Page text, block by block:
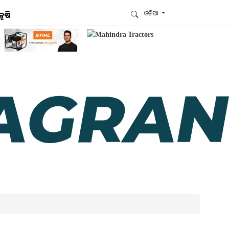
ଓଡ଼ିଆ
ଆମେ ହ୍ବାଟ୍ସଆପ୍‌ରେ ଅଛୁ ! ଆମ ହ୍ବାଟ୍ସଆପ ଗ୍ରୁପରେ
ଏବଂ ଆପଙ୍କୁ ଆବଶ୍ୟକ ହେଉଥିବା ସବୁ
ଗୁରୁତ୍ବପୂର୍ଣ୍ଣ ଅପଡେଟ୍‌ ପାଆନ୍ତୁ ପ୍ରତିଦିନ ।